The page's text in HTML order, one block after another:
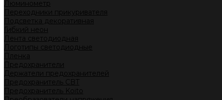
Люминометр
Переходники прикуривателя
Подсветка декоративная
Гибкий неон
Лента светодиодная
Логотипы светодиодные
Пленка
Предохранители
Держатели предохранителей
Предохранитель CBT
Предохранитель Koito